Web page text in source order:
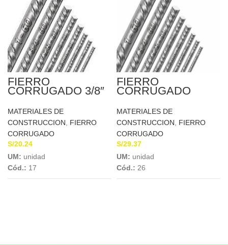
FIERRO
CORRUGADO 3/8″
MATERIALES DE
CONSTRUCCION
FIERRO
CORRUGADO
S/20.24
UM: unidad
Cód.: 17
FIERRO
CORRUGADO
MIROMINA
MATERIALES DE
CONSTRUCCION
FIERRO
CORRUGADO
S/29.37
UM: unidad
Cód.: 26